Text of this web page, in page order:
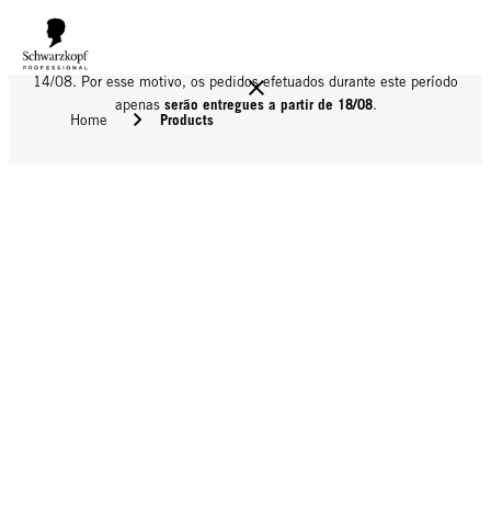
Informamos que o nosso armazém estará encerrado para férias até
14/08. Por esse motivo, os pedidos efetuados durante este período
apenas serão entregues a partir de 18/08.
Home
Products